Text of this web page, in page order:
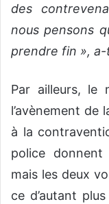
des
nous pensons
prendre fin », a-
Par ailleurs, le
l’avènement de
à la
police donnent
mais les deux
ce d’autant